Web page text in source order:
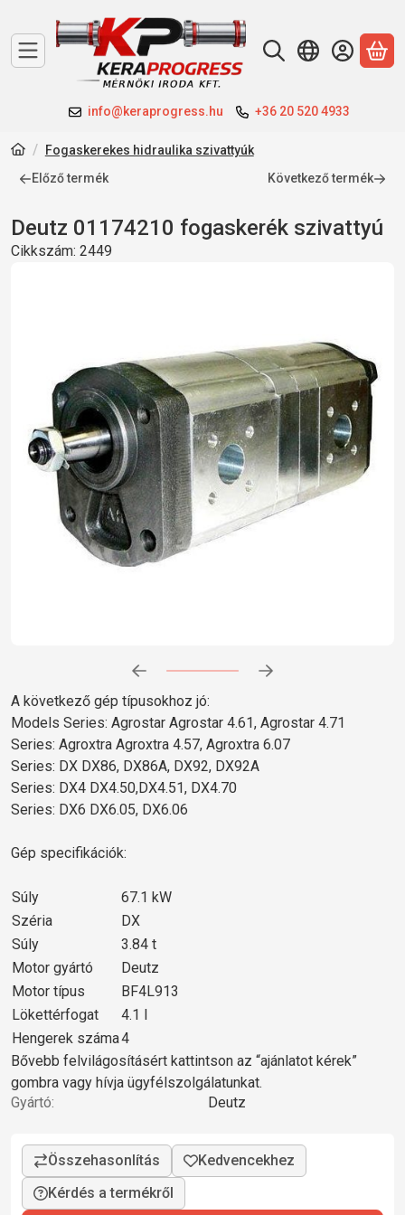
info@keraprogress.hu +36 20 520 4933
A
Fogaskerekes hidraulika szivattyúk
Előző termék
Következő termék
Deutz 01174210 fogaskerék szivattyú
Cikkszám: 2449
A következő gép típusokhoz jó:
Models Series: Agrostar Agrostar 4.61, Agrostar 4.71
Series: Agroxtra Agroxtra 4.57, Agroxtra 6.07
Series: DX DX86, DX86A, DX92, DX92A
Series: DX4 DX4.50,DX4.51, DX4.70
Series: DX6 DX6.05, DX6.06
Gép specifikációk:
Súly
67.1 kW
Széria
DX
Súly
3.84 t
Motor gyártó
Deutz
Motor típus
BF4L913
Lökettérfogat
4.1 l
Hengerek száma4
Bővebb felvilágosításért kattintson az “ajánlatot kérek”
gombra vagy hívja ügyfélszolgálatunkat.
Gyártó:
Deutz
Kérdés a termékről